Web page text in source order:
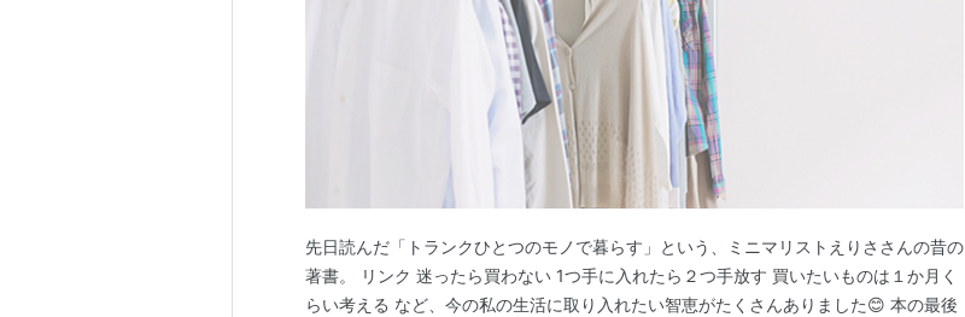
先日読んだ「トランクひとつのモノで暮らす」という、ミニマリストえりささんの昔の
著書。 リンク 迷ったら買わない 1つ手に入れたら２つ手放す 買いたいものは１か月く
らい考える など、今の私の生活に取り入れたい智恵がたくさんありました😊 本の最後